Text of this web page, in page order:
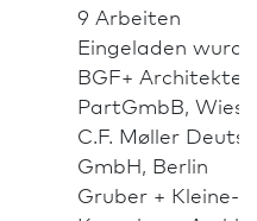
9 Arbeiten
Eingeladen
BGF+ Architekten
PartGmbB,
C.F. Møller
GmbH, Berlin
Gruber + Kleine-